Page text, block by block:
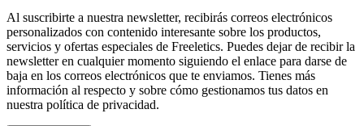
Al suscribirte a nuestra newsletter, recibirás correos electrónicos
personalizados con contenido interesante sobre los productos,
servicios y ofertas especiales de Freeletics. Puedes dejar de recibir la
newsletter en cualquier momento siguiendo el enlace para darse de
baja en los correos electrónicos que te enviamos. Tienes más
información al respecto y sobre cómo gestionamos tus datos en
nuestra política de privacidad.